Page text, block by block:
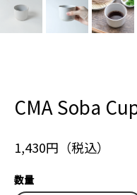
CMA Soba
1,430円（税込）
数量